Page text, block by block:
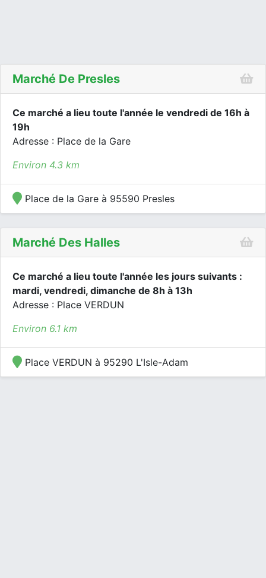
Marché De Presles
Ce marché a lieu toute l'année le vendredi de 16h à
19h
Adresse : Place de la Gare
Environ 4.3 km
Place de la Gare à 95590 Presles
Marché Des Halles
Ce marché a lieu toute l'année les jours suivants :
mardi, vendredi, dimanche de 8h à 13h
Adresse : Place VERDUN
Environ 6.1 km
Place VERDUN à 95290 L'Isle-Adam